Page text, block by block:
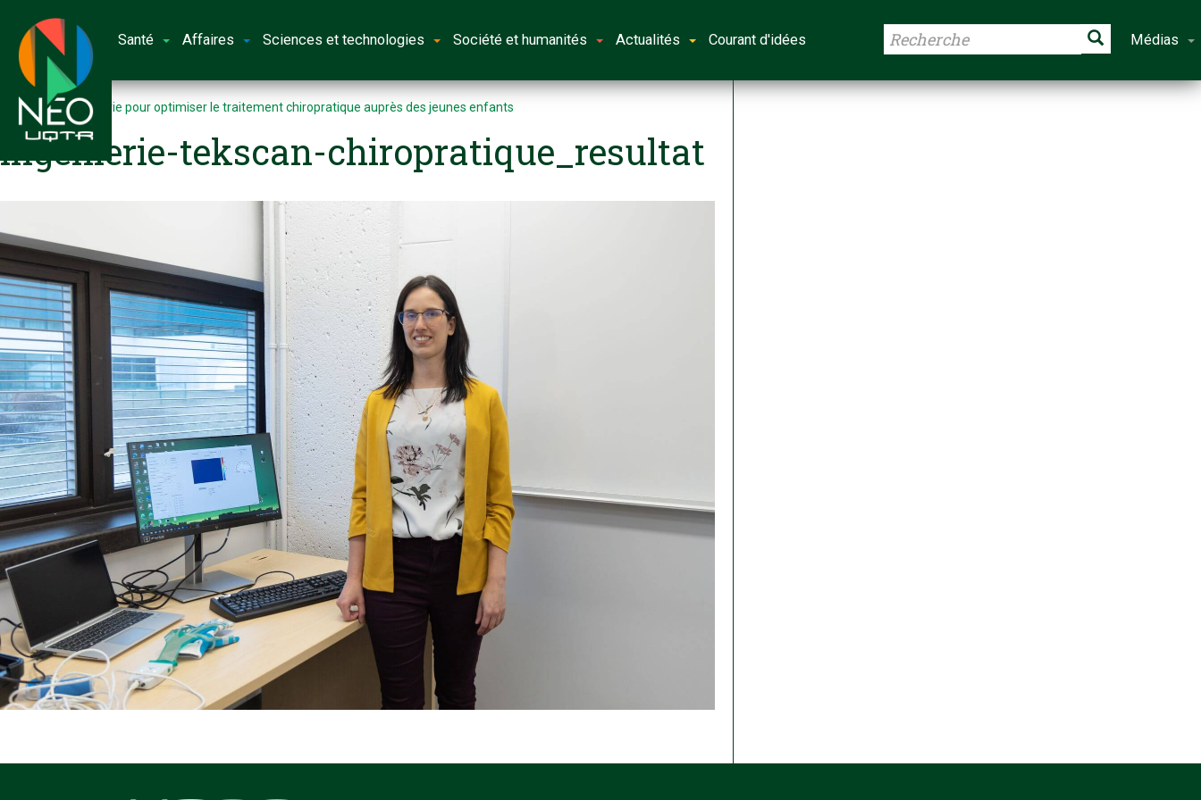
Santé Affaires Sciences et technologies Société et humanités Actualités Courant d'idées Médias
Accueil L’ingénierie pour optimiser le traitement chiropratique auprès des jeunes enfants
ingenierie-tekscan-chiropratique_resultat